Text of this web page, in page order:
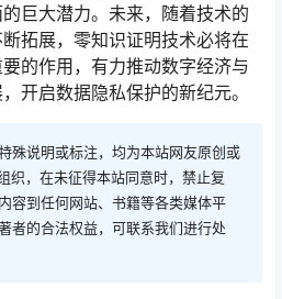
巨大潜力。未来，随着技术的
拓展，零知识证明技术必将在
的作用，有力推动数字经济与
开启数据隐私保护的新纪元。
殊说明或标注，均为本站网友原创或
织，在未征得本站同意时，禁止复
容到任何网站、书籍等各类媒体平
者的合法权益，可联系我们进行处